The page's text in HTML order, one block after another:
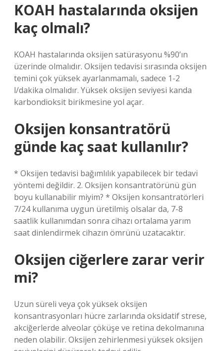
KOAH hastalarında oksijen
kaç olmalı?
KOAH hastalarında oksijen satürasyonu %90’ın
üzerinde olmalıdır. Oksijen tedavisi sırasında oksijen
temini çok yüksek ayarlanmamalı, sadece 1-2
l/dakika olmalıdır. Yüksek oksijen seviyesi kanda
karbondioksit birikmesine yol açar.
Oksijen konsantratörü
günde kaç saat kullanılır?
* Oksijen tedavisi bağımlılık yapabilecek bir tedavi
yöntemi değildir. 2. Oksijen konsantratörünü gün
boyu kullanabilir miyim? * Oksijen konsantratörleri
7/24 kullanıma uygun üretilmiş olsalar da, 7-8
saatlik kullanımdan sonra cihazı ortalama yarım
saat dinlendirmek cihazın ömrünü uzatacaktır.
Oksijen ciğerlere zarar verir
mi?
Uzun süreli veya çok yüksek oksijen
konsantrasyonları hücre zarlarında oksidatif strese,
akciğerlerde alveolar çöküşe ve retina dekolmanına
neden olabilir. Oksijen zehirlenmesi yüksek oksijen